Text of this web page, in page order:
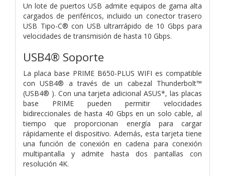
Un lote de puertos USB admite equipos de gama alta
cargados de periféricos, incluido un conector trasero
USB Tipo-C® con USB ultrarrápido de 10 Gbps para
velocidades de transmisión de hasta 10 Gbps.
USB4® Soporte
La placa base PRIME B650-PLUS WIFI es compatible
con USB4® a través de un cabezal Thunderbolt™
(USB4® ). Con una tarjeta adicional ASUS*, las placas
base PRIME pueden permitir velocidades
bidireccionales de hasta 40 Gbps en un solo cable, al
tiempo que proporcionan energía para cargar
rápidamente el dispositivo. Además, esta tarjeta tiene
una función de conexión en cadena para conexión
multipantalla y admite hasta dos pantallas con
resolución 4K.